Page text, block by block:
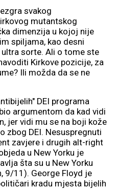
svakog
mutantskog
dimenzija u kojoj nije
spiljama, kao desni
sorte. Ali o tome ste
Kirkove pozicije, za
Ili možda da se ne
DEI programa
argumentom da kad vidi
jer vidi mu se na boji kože
zbog DEI. Nesuspregnuti
zavjere i drugih alt-right
u New Yorku je
šta su u New Yorku
9/11). George Floyd je
kradu mjesta bijelih